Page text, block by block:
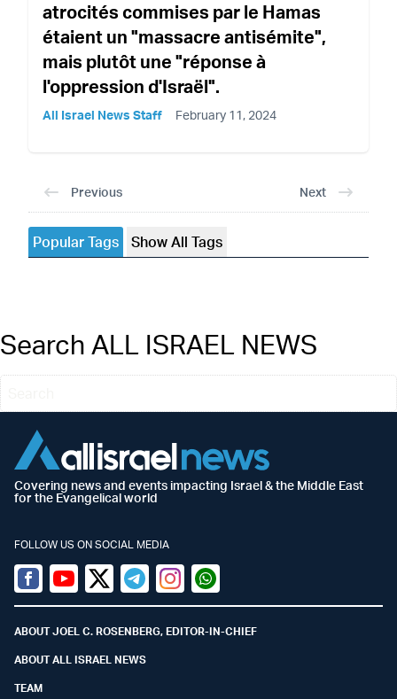
atrocités commises par le Hamas
étaient un "massacre antisémite",
mais plutôt une "réponse à
l'oppression d'Israël".
All Israel News Staff February 11, 2024
Previous Next
Popular Tags Show All Tags
Search ALL ISRAEL NEWS
Covering news and events impacting Israel & the Middle East
for the Evangelical world
FOLLOW US ON SOCIAL MEDIA
Facebook
YoutubeTwitter (X)
TelegramInstagramWhatsapp
ABOUT JOEL C. ROSENBERG, EDITOR-IN-CHIEF
ABOUT ALL ISRAEL NEWS
TEAM